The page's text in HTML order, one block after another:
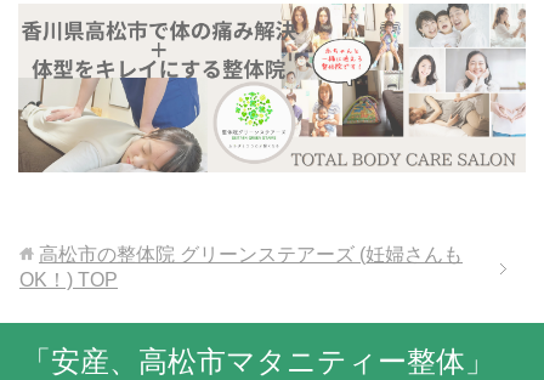
高松市の整体院 グリーンステアーズ (妊婦さんも
OK！) TOP
「安産、高松市マタニティー整体」